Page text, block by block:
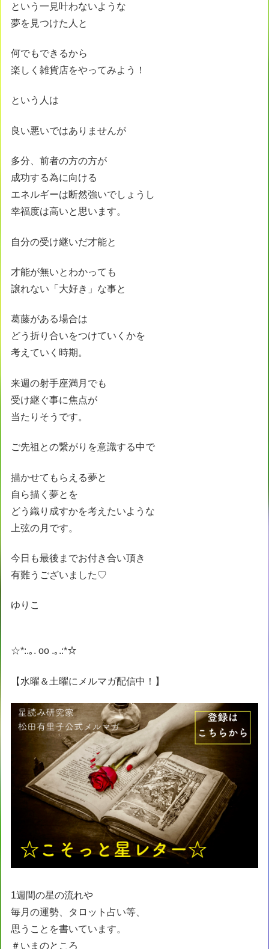
という一見叶わないような
夢を見つけた人と
何でもできるから
楽しく雑貨店をやってみよう！
という人は
良い悪いではありませんが
多分、前者の方の方が
成功する為に向ける
エネルギーは断然強いでしょうし
幸福度は高いと思います。
自分の受け継いだ才能と
才能が無いとわかっても
譲れない「大好き」な事と
葛藤がある場合は
どう折り合いをつけていくかを
考えていく時期。
来週の射手座満月でも
受け継ぐ事に焦点が
当たりそうです。
ご先祖との繋がりを意識する中で
描かせてもらえる夢と
自ら描く夢とを
どう織り成すかを考えたいような
上弦の月です。
今日も最後までお付き合い頂き
有難うございました♡
ゆりこ
☆*:.｡. oo .｡.:*☆
【水曜＆土曜にメルマガ配信中！】
1週間の星の流れや
毎月の運勢、タロット占い等、
思うことを書いています。
＃いまのところ